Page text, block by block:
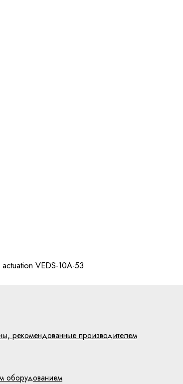
VEDS-10A-53
рекомендованные производителем
оборудованием